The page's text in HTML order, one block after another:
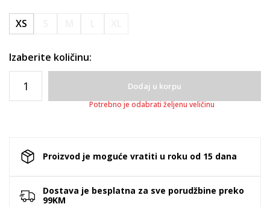
XS
Izaberite količinu:
Dodaj u korpu
Potrebno je odabrati željenu veličinu
Proizvod je moguće vratiti u roku od 15 dana
Dostava je besplatna za sve porudžbine preko
99KM